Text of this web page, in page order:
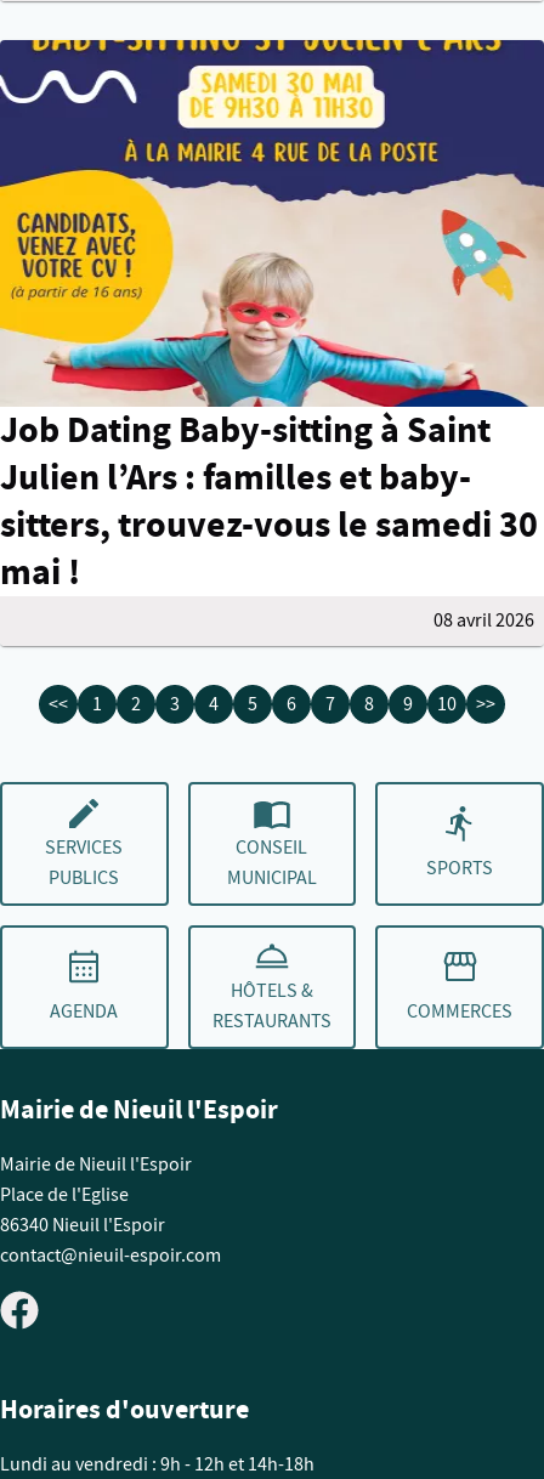
Job Dating Baby-sitting à Saint
Julien l’Ars : familles et baby-
sitters, trouvez-vous le samedi 30
mai !
08 avril 2026
<< 1 2 3 4 5 6 7 8 9 10 >>
SERVICES
PUBLICS
CONSEIL
MUNICIPAL
SPORTS
AGENDA
HÔTELS &
RESTAURANTS
COMMERCES
Mairie de Nieuil l'Espoir
Mairie de Nieuil l'Espoir
Place de l'Eglise
86340 Nieuil l'Espoir
contact@nieuil-espoir.com
Horaires d'ouverture
Lundi au vendredi : 9h - 12h et 14h-18h